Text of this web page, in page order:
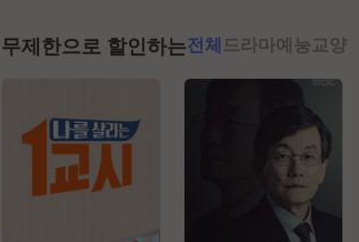
무제한으로 할인하는전체 드라마예능 교양